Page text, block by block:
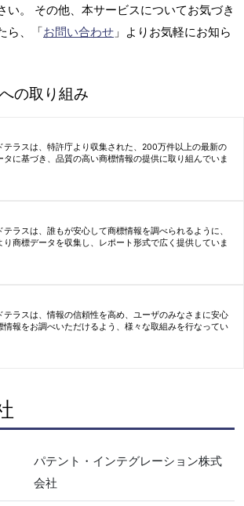
い。 その他、本サービスについてお気づき
ら、「お問い合わせ 」よりお気軽にお知ら
の取り組み
テラスは、特許庁より収集された、200万件以上の最新の
タに基づき、品質の高い商標情報の提供に取り組んでいま
テラスは、誰もが安心して商標情報を調べられるように、
り商標データを収集し、レポート形式で広く提供していま
テラスは、情報の信頼性を高め、ユーザのみなさまに安心
情報をお調べいただけるよう、様々な取組みを行なってい
パテント・インテグレーション株式
会社